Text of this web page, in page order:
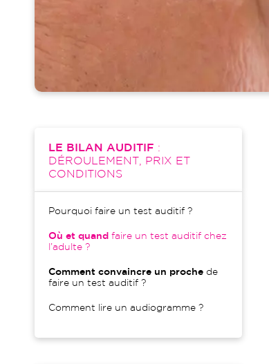
LE BILAN AUDITIF :
DÉROULEMENT, PRIX ET
CONDITIONS
Pourquoi faire un test auditif ?
Où et quand faire un test auditif chez
l’adulte ?
Comment convaincre un proche de
faire un test auditif ?
Comment lire un audiogramme ?